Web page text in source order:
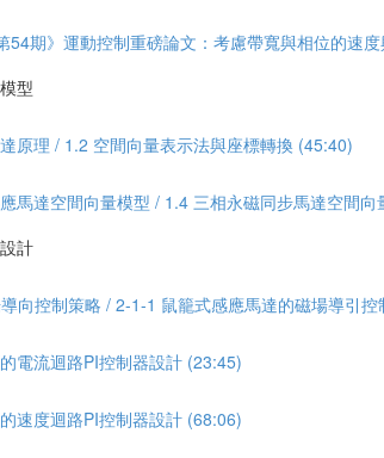
54期》運動控制重磅論文：考慮帶寬與相位的
型
原理 / 1.2 空間向量表示法與座標轉換 (45:40)
馬達空間向量模型 / 1.4 三相永磁同步馬達空間向
計
向控制策略 / 2-1-1 鼠籠式感應馬達的磁場導引
電流迴路PI控制器設計 (23:45)
速度迴路PI控制器設計 (68:06)